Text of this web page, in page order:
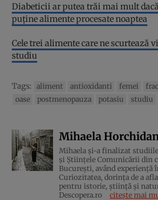
Diabeticii ar putea trăi mai mult
puține alimente procesate noaptea
Cele trei alimente care ne scurtează
studiu
Tags: aliment antioxidanti femei
oase
postmenopauza potasiu studiu
Mihaela
Mihaela și-a finalizat
și Științele Comunicării din
București, având experiență
Curiozitatea, dorința de a
pentru istorie, ştiinţă şi
Descopera.ro
citește mai